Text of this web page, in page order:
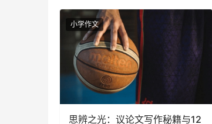
小学作文
思辨之光：议论文写作秘籍与12